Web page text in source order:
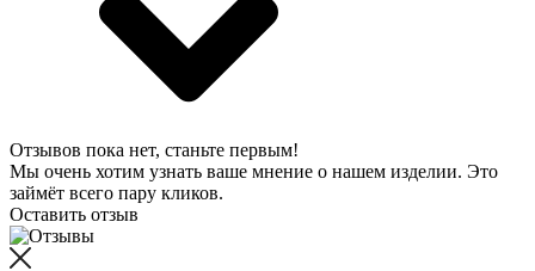
Отзывов пока нет, станьте первым!
Мы очень хотим узнать ваше мнение о нашем изделии. Это
займёт всего пару кликов.
Оставить отзыв